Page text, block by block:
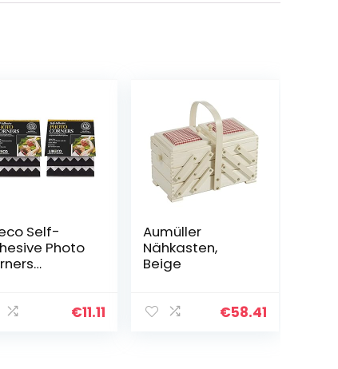
Self-
Photo
€11.11
Aumüller
Nähkasten,
Beige
€58.41